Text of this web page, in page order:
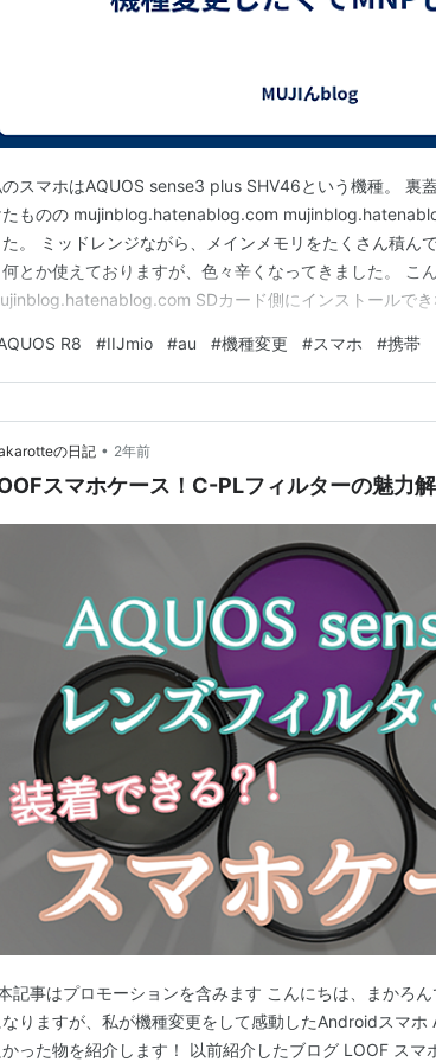
スマホはAQUOS sense3 plus SHV46という機種。 裏
たものの mujinblog.hatenablog.com
た。 ミッドレンジながら、メインメモリをたくさん積ん
何とか使えておりますが、色々辛くなってきました。 こ
SDカード側にインストールでき
いといけないけど、入れたり消した…
R8 #IIJmio #au #機種変更 #スマホ #携帯
の日記 • 2年前
スマホケース！C-PLフィルターの魅力
記事はプロモーションを含みます こんにちは、まかろ
なりますが、私が機種変更をして感動したAndroidスマホ
かった物を紹介します！ 以前紹介したブログ LOOF スマ